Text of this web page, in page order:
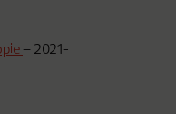
– 2021-